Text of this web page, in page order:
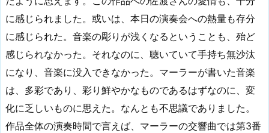
に感じられました。或いは、本日の演奏会への熱量も存分
に感じられた。音楽の彫りが浅くなるということも、殆ど
感じられなかった。それなのに、聴いていて手持ち無沙汰
になり、音楽に没入できなかった。マーラーが書いた音楽
は、多彩であり、彩り鮮やかなものであるはずなのに、変
化に乏しいものに思えた。なんとも不思議でありました。
作品全体の演奏時間で言えば、マーラーの交響曲では第3番